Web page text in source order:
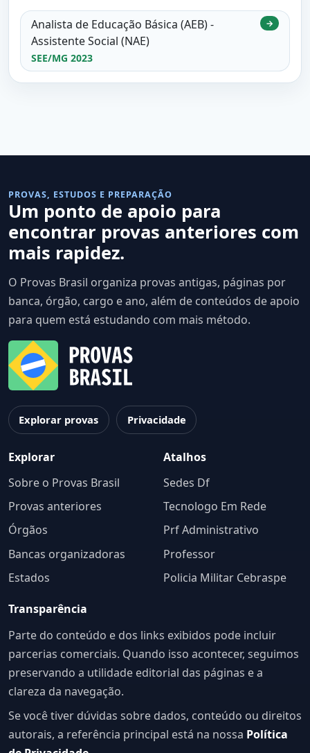
Analista de Educação Básica (AEB) -
Assistente Social (NAE)
SEE/MG 2023
→
PROVAS, ESTUDOS E PREPARAÇÃO
Um ponto de apoio para
encontrar provas anteriores com
mais rapidez.
O Provas Brasil organiza provas antigas, páginas por
banca, órgão, cargo e ano, além de conteúdos de apoio
para quem está estudando com mais método.
Explorar provas Privacidade
Explorar
Sobre o Provas Brasil
Provas anteriores
Órgãos
Bancas organizadoras
Estados
Atalhos
Sedes Df
Tecnologo Em Rede
Prf Administrativo
Professor
Policia Militar Cebraspe
Transparência
Parte do conteúdo e dos links exibidos pode incluir
parcerias comerciais. Quando isso acontecer, seguimos
preservando a utilidade editorial das páginas e a
clareza da navegação.
Se você tiver dúvidas sobre dados, conteúdo ou direitos
autorais, a referência principal está na nossa Política